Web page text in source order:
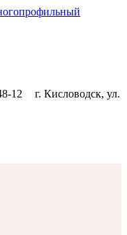
12
г. Кисловодск, ул.